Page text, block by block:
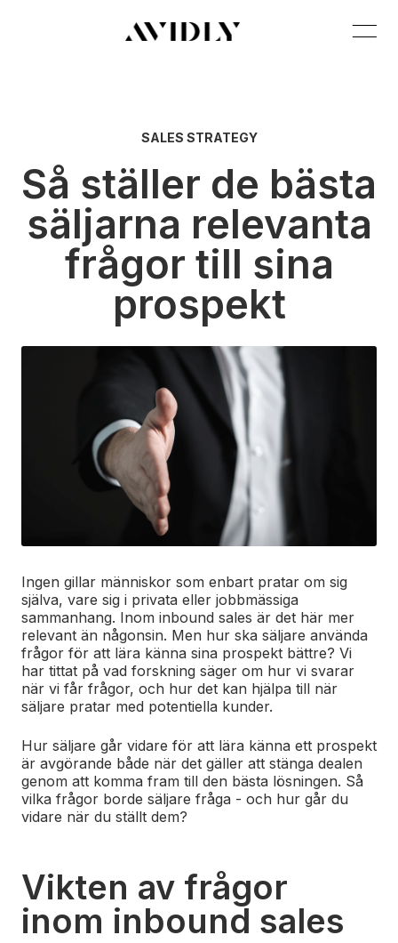
SALES STRATEGY
Så ställer de bästa
säljarna relevanta
frågor till sina
prospekt
Ingen gillar människor som enbart pratar om sig
själva, vare sig i privata eller jobbmässiga
sammanhang. Inom inbound sales är det här mer
relevant än någonsin. Men hur ska säljare använda
frågor för att lära känna sina prospekt bättre? Vi
har tittat på vad forskning säger om hur vi svarar
när vi får frågor, och hur det kan hjälpa till när
säljare pratar med potentiella kunder.
Hur säljare går vidare för att lära känna ett prospekt
är avgörande både när det gäller att stänga dealen
genom att komma fram till den bästa lösningen. Så
vilka frågor borde säljare fråga - och hur går du
vidare när du ställt dem?
Vikten av frågor
inom inbound sales